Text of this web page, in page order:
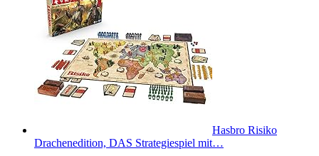
Hasbro Risiko
Drachenedition, DAS Strategiespiel mit…